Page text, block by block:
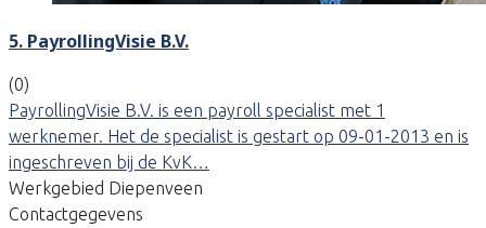
5. PayrollingVisie B.V.
(0)
PayrollingVisie B.V. is een payroll specialist met 1
werknemer. Het de specialist is gestart op 09-01-2013 en is
ingeschreven bij de KvK…
Werkgebied Diepenveen
Contactgegevens